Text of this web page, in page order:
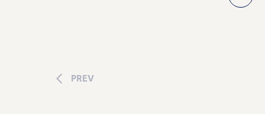
PREV